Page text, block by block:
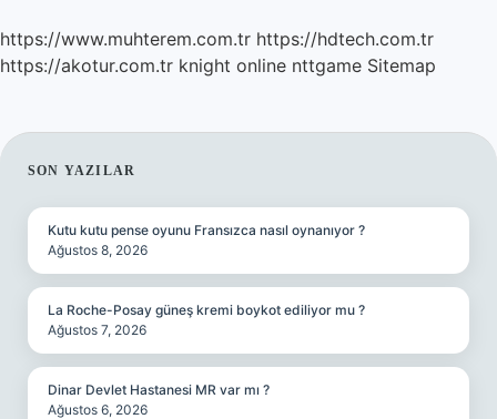
https://www.muhterem.com.tr https://hdtech.com.tr
https://akotur.com.tr knight online nttgame Sitemap
SIDEBAR
SON YAZILAR
Kutu kutu pense oyunu Fransızca nasıl oynanıyor ?
Ağustos 8, 2026
La Roche-Posay güneş kremi boykot ediliyor mu ?
Ağustos 7, 2026
Dinar Devlet Hastanesi MR var mı ?
Ağustos 6, 2026